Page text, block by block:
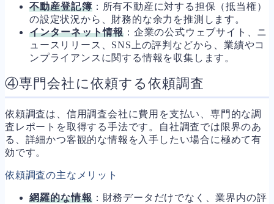
不動産登記簿：所有不動産に対する担保（抵当権）
の設定状況から、財務的な余力を推測します。
インターネット情報 ：企業の公式ウェブサイト、ニ
ュースリリース、SNS上の評判などから、業績やコ
ンプライアンスに関する情報を収集します。
④専門会社に依頼する依頼調査
依頼調査は、信用調査会社に費用を支払い、専門的な調
査レポートを取得する手法です。自社調査では限界のあ
る、詳細かつ客観的な情報を入手したい場合に極めて有
効です。
依頼調査の主なメリット
網羅的な情報：財務データだけでなく、業界内の評